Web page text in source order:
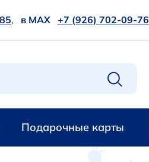
, в MAX +7 (926) 702-09-76
Подарочные карты